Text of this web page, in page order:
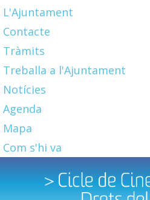
L'Ajuntament
Contacte
Tràmits
Treballa a l'Ajuntament
Notícies
Agenda
Mapa
Com s'hi va